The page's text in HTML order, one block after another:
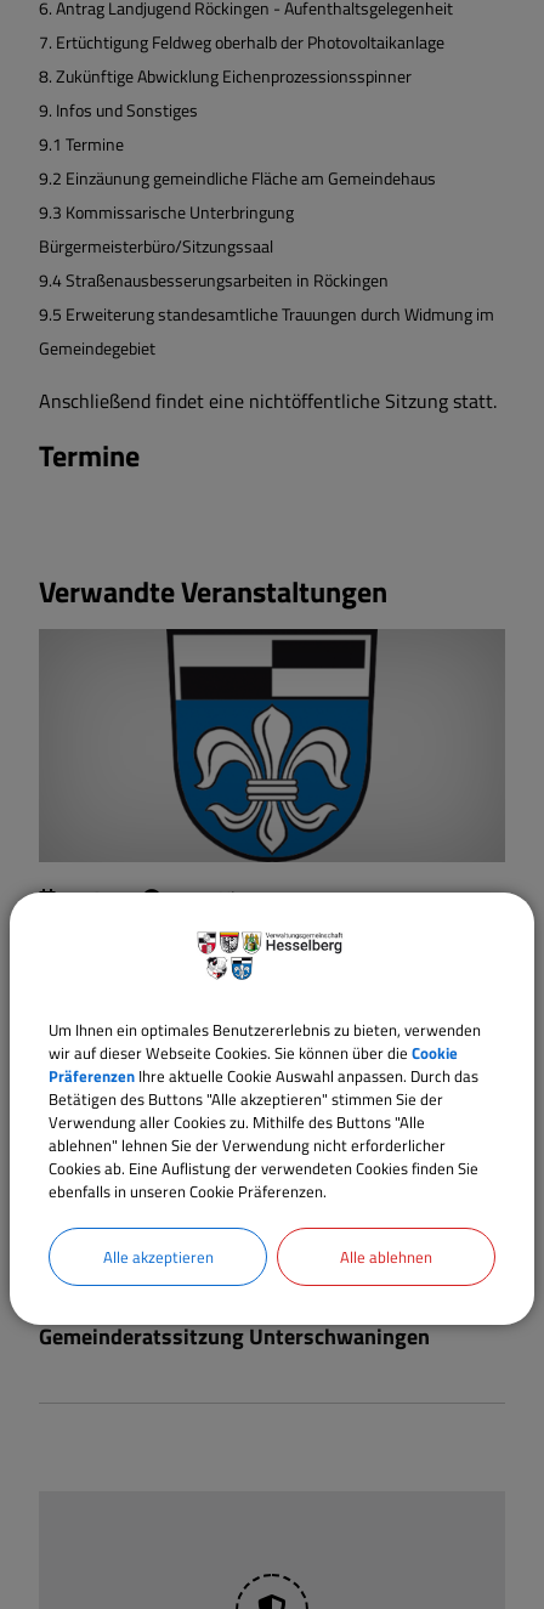
6.Antrag Landjugend Röckingen - Aufenthaltsgelegenheit
7. Ertüchtigung Feldweg oberhalb der Photovoltaikanlage
8.Zukünftige Abwicklung Eichenprozessionsspinner
9. Infos und Sonstiges
9.1 Termine
9.2 Einzäunung gemeindliche Fläche am Gemeindehaus
9.3 Kommissarische Unterbringung
Bürgermeisterbüro/Sitzungssaal
9.4Straßenausbesserungsarbeiten in Röckingen
9.5 Erweiterung standesamtliche Trauungen durch Widmung im
Gemeindegebiet
Anschließend findet eine nichtöffentliche Sitzung statt.
Termine
Verwandte Veranstaltungen
11.Aug. 19:00 Uhr
Gemeinderatssitzung Wittelshofen
Gemeinderatssitzung Unterschwaningen
Um Ihnen ein optimales Benutzererlebnis zu bieten, verwenden
wir auf dieser Webseite Cookies. Sie können über die Cookie
Präferenzen Ihre aktuelle Cookie Auswahl anpassen. Durch das
Betätigen des Buttons "Alle akzeptieren" stimmen Sie der
Verwendung aller Cookies zu. Mithilfe des Buttons "Alle
ablehnen" lehnen Sie der Verwendung nicht erforderlicher
Cookies ab. Eine Auflistung der verwendeten Cookies finden Sie
ebenfalls in unseren Cookie Präferenzen.
Alle akzeptieren Alle ablehnen